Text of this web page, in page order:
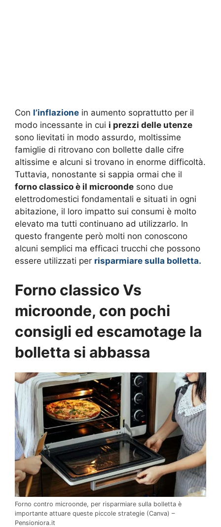
Con l’inflazione in aumento soprattutto per il
modo incessante in cui i prezzi delle utenze
sono lievitati in modo assurdo, moltissime
famiglie di ritrovano con bollette dalle cifre
altissime e alcuni si trovano in enorme difficoltà.
Tuttavia, nonostante si sappia ormai che il
forno classico è il microonde sono due
elettrodomestici fondamentali e situati in ogni
abitazione, il loro impatto sui consumi è molto
elevato ma tutti continuano ad utilizzarlo. In
questo frangente però molti non conoscono
alcuni semplici ma efficaci trucchi che possono
essere utilizzati per risparmiare sulla bolletta.
Forno classico Vs
microonde, con pochi
consigli ed escamotage la
bolletta si abbassa
Forno contro microonde, per risparmiare sulla bolletta è
importante attuare queste piccole strategie (Canva) –
Pensioniora.it